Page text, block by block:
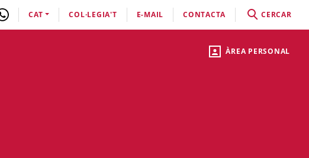
ÀREA PERSONAL
CAT COL·LEGIA'T E-MAIL CONTACTA CERCAR